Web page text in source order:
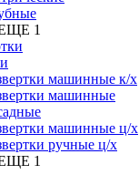
1
машинные к/х
машинные
машинные ц/х
ручные ц/х
1